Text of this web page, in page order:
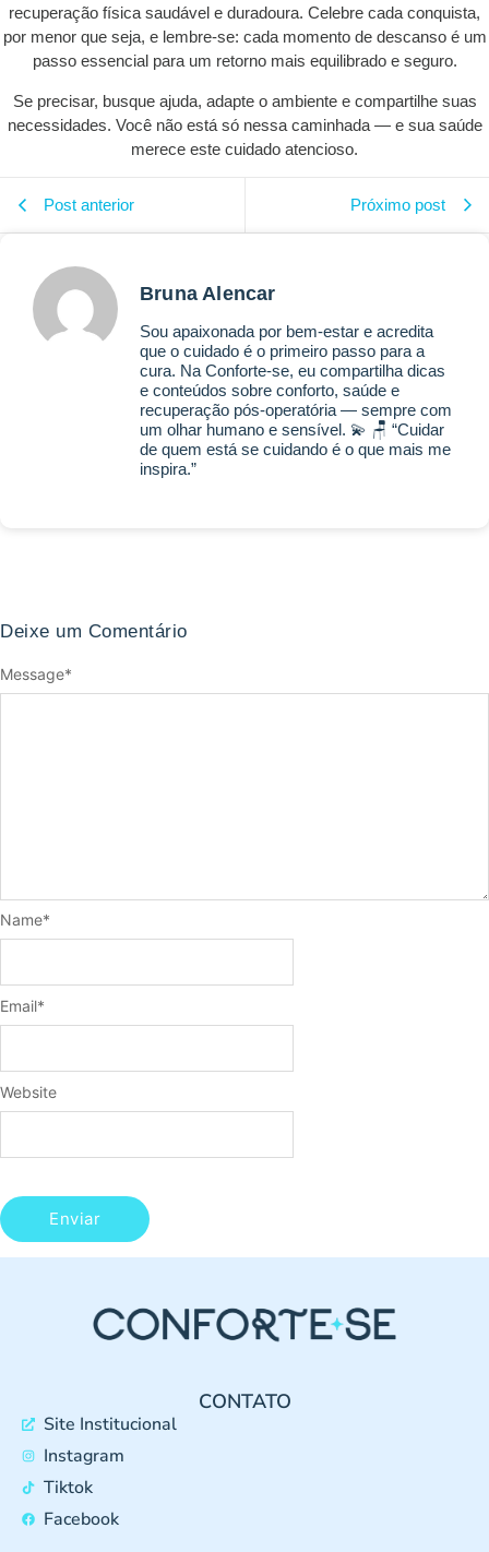
recuperação física saudável e duradoura. Celebre cada conquista,
por menor que seja, e lembre-se: cada momento de descanso é um
passo essencial para um retorno mais equilibrado e seguro.
Se precisar, busque ajuda, adapte o ambiente e compartilhe suas
necessidades. Você não está só nessa caminhada — e sua saúde
merece este cuidado atencioso.
Post anterior Próximo post
Bruna Alencar
Sou apaixonada por bem-estar e acredita
que o cuidado é o primeiro passo para a
cura. Na Conforte-se, eu compartilha dicas
e conteúdos sobre conforto, saúde e
recuperação pós-operatória — sempre com
um olhar humano e sensível. 💫 🪑 “Cuidar
de quem está se cuidando é o que mais me
inspira.”
Deixe um Comentário
Message*
Name*
Email*
Website
CONTATO
Site Institucional
Instagram
Tiktok
Facebook